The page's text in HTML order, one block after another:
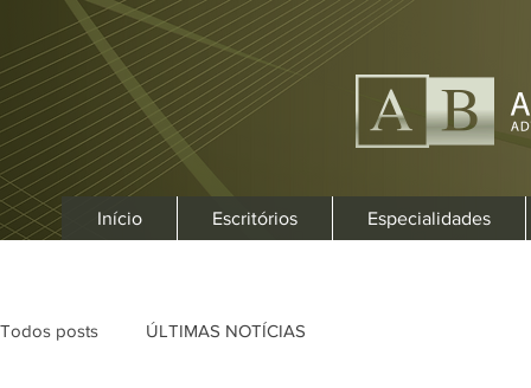
Início Escritórios Especialidades
Todos posts ÚLTIMAS NOTÍCIAS